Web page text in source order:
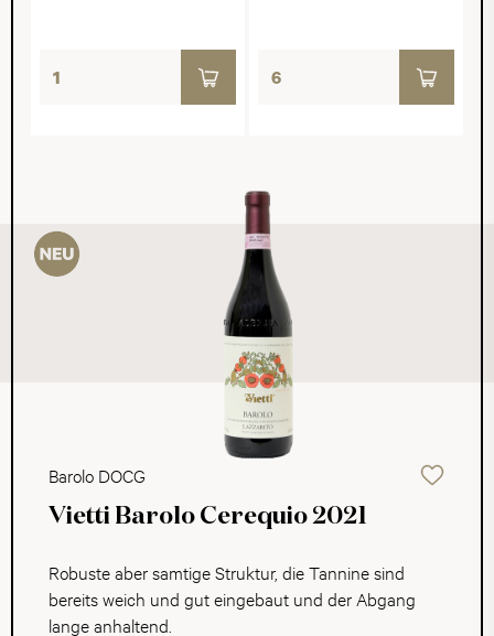
Barolo DOCG
Vietti Barolo Cerequio 2021
Robuste aber samtige Struktur, die Tannine sind
bereits weich und gut eingebaut und der Abgang
lange anhaltend.